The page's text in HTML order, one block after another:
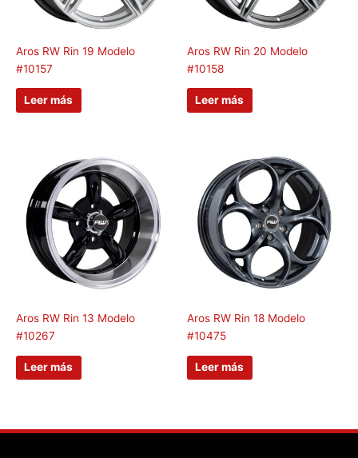
Aros RW Rin 19 Modelo
#10157
Leer más
Aros RW Rin 20 Modelo
#10158
Leer más
Aros RW Rin 13 Modelo
#10267
Leer más
Aros RW Rin 18 Modelo
#10475
Leer más